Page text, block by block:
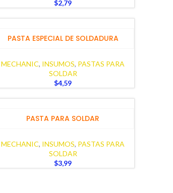
$2,79
PASTA ESPECIAL DE SOLDADURA
MECHANIC, INSUMOS, PASTAS PARA
SOLDAR
$4,59
PASTA PARA SOLDAR
MECHANIC, INSUMOS, PASTAS PARA
SOLDAR
$3,99